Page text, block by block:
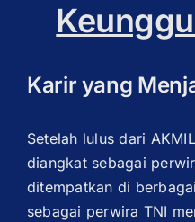
Karir yang
Setelah lulus dari
diangkat sebagai
ditempatkan di
sebagai perwira TNI